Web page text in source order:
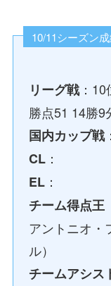
10/11シーズン
リーグ戦：10
勝点51 14勝9
国内カップ戦
CL ：
EL ：
チーム得点王
アントニオ・
ル）
チームアシス